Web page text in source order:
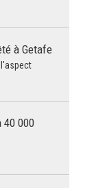
à Getafe
40 000